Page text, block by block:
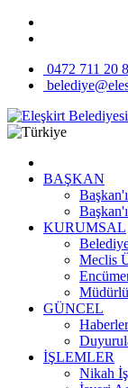
0472 711 20
BAŞKAN
KURUMSAL
Meclis
GÜNCEL
Haberler
İŞLEMLER
Nikah